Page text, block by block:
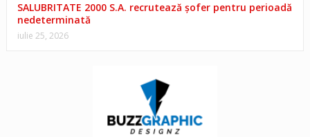
SALUBRITATE 2000 S.A. recrutează șofer pentru perioadă
nedeterminată
iulie 25, 2026